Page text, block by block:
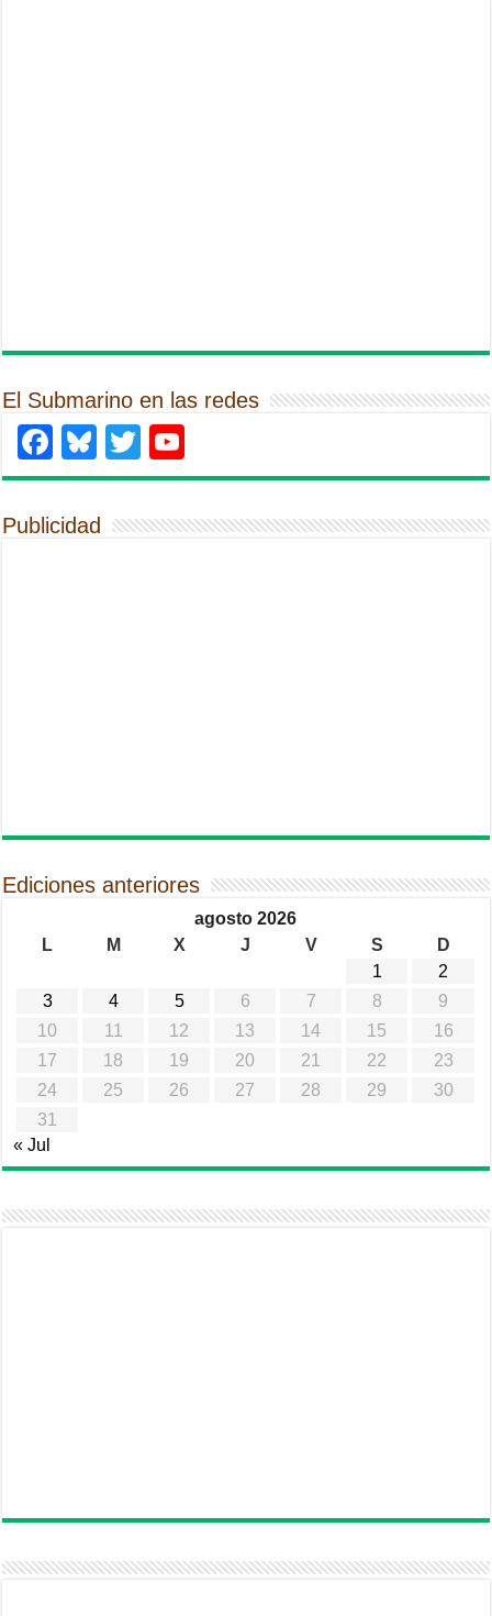
El Submarino en las redes
Facebook
Bluesky
Twitter
Publicidad
Ediciones anteriores
agosto 2026
L
M X J V S
D
1
2
3
4 5 6 7 8
9
10
11 12 13 14 15
16
17
18 19 20 21 22
23
24
25 26 27 28 29
30
31
« Jul